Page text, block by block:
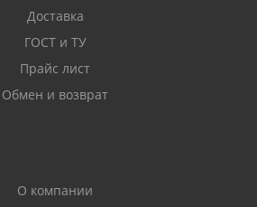
Доставка
ГОСТ и ТУ
Прайс лист
Обмен и возврат
О компании